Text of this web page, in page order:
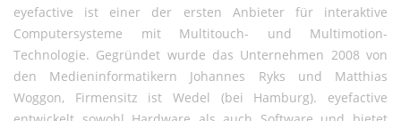
eyefactive ist einer der ersten Anbieter für interaktive
Computersysteme mit Multitouch- und Multimotion-
Technologie. Gegründet wurde das Unternehmen 2008 von
den Medieninformatikern Johannes Ryks und Matthias
Woggon, Firmensitz ist Wedel (bei Hamburg). eyefactive